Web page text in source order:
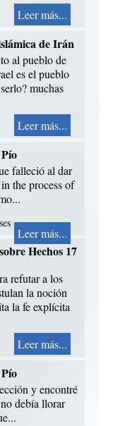
Leer más...
de Irán
al pueblo de
es el pueblo
muchas
Leer más...
falleció al dar
the process of
Leer más...
Hechos 17
refutar a los
la noción
la fe explícita
Leer más...
y encontré
debía llorar